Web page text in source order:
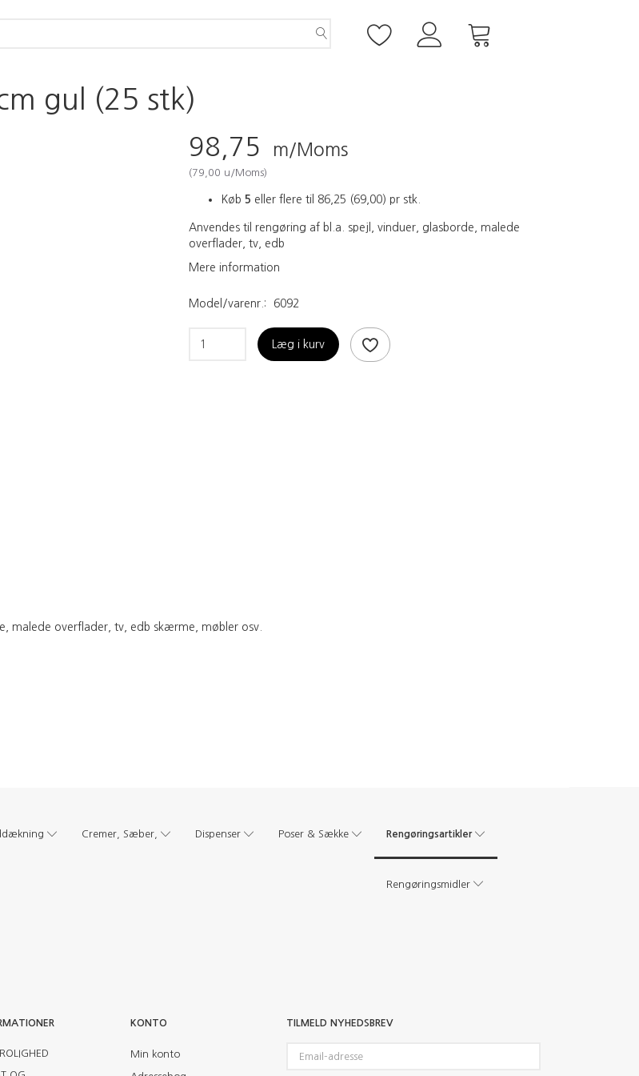
gul (25 stk)
98,75 m/Moms
(79,00 u/Moms)
Køb 5 eller flere til 86,25 (69,00) pr stk.
Anvendes til rengøring af bl.a. spejl, vinduer, glasborde, malede
overflader, tv, edb
Mere information
Model/varenr.: 6092
Læg i kurv
malede overflader, tv, edb skærme, møbler osv.
Cremer, Sæber, Dispenser Poser & Sække Rengøringsartikler
Rengøringsmidler
KONTO
Min konto
TILMELD NYHEDSBREV
adresse